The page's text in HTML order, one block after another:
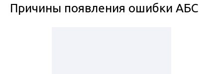
Причины появления ошибки АБС